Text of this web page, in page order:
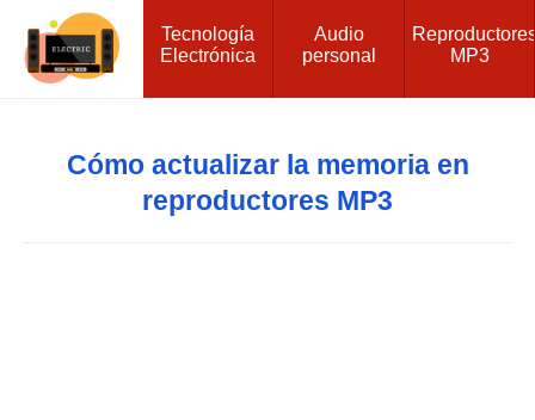
Tecnología
Electrónica
Audio
personal
MP3
Cómo actualizar la memoria en
reproductores MP3